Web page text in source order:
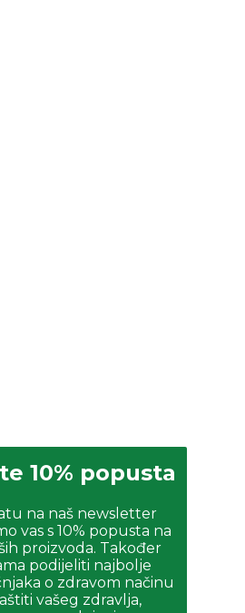
10% popusta
na naš newsletter
vas s 10% popusta na
proizvoda. Također
podijeliti najbolje
o zdravom načinu
vašeg zdravlja,